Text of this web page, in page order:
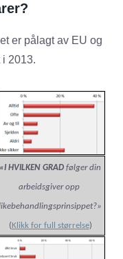
er pålagt av EU og
i 2013.
«I HVILKEN GRAD følger din
arbeidsgiver opp
( Klikk for full størrelse)